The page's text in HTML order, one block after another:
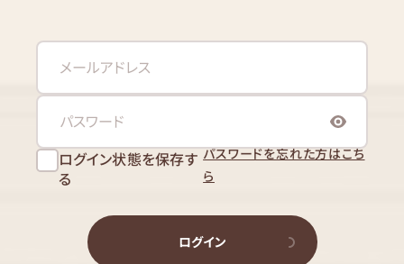
ログイン状態を保存す
る
パスワードを忘れた方はこち
ら
ログイン